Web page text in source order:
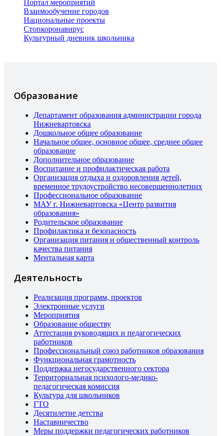
Портал мероприятий
Взаимообучение городов
Национальные проекты
Стопкоронавирус
Культурный дневник школьника
Образование
Департамент образования администрации города
Нижневартовска
Дошкольное общее образование
Начальное общее, основное общее, среднее общее
образование
Дополнительное образование
Воспитание и профилактическая работа
Организация отдыха и оздоровления детей,
временное трудоустройство несовершеннолетних
Профессиональное образование
МАУ г. Нижневартовска «Центр развития
образования»
Родительское образование
Профилактика и безопасность
Организация питания и общественный контроль
качества питания
Ментальная карта
Деятельность
Реализация программ, проектов
Электронные услуги
Мероприятия
Образование обществу
Аттестация руководящих и педагогических
работников
Профессиональный союз работников образования
Функциональная грамотность
Поддержка негосударственного сектора
Территориальная психолого-медико-
педагогическая комиссия
Культура для школьников
ГТО
Десятилетие детства
Наставничество
Меры поддержки педагогических работников